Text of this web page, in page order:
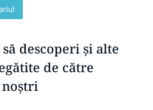
descoperi și alte
de către